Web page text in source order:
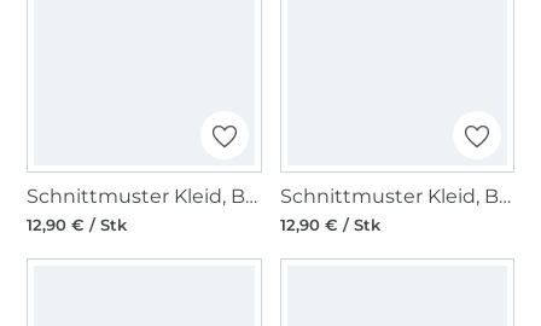
Schnittmuster Kleid, Burda 5810
12,90 € / Stk
Schnittmuster Kleid, Burda 5804
12,90 € / Stk